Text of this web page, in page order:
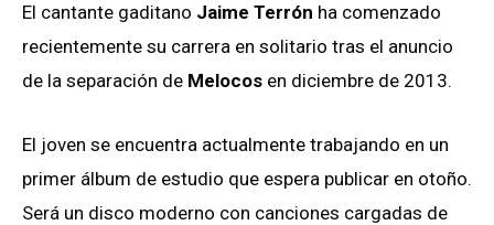
El cantante gaditano Jaime Terrón ha comenzado
recientemente su carrera en solitario tras el anuncio
de la separación de Melocos en diciembre de 2013.
El joven se encuentra actualmente trabajando en un
primer álbum de estudio que espera publicar en otoño.
Será un disco moderno con canciones cargadas de